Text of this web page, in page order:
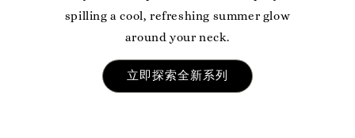
spilling a cool, refreshing summer glow
around your neck.
立即探索全新系列